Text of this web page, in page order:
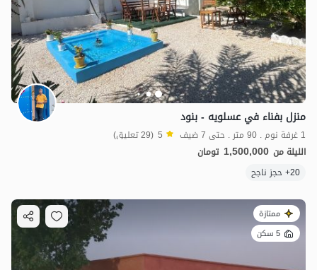
4.9
منزل بفناء في عسلويه - بنود
1 غرفة نوم . 90 متر . حتى 7 ضيف 5 (29 تعليق)
الليلة من 1,500,000 تومان
20+ حجز ناجح
ممتازة
5 سكن